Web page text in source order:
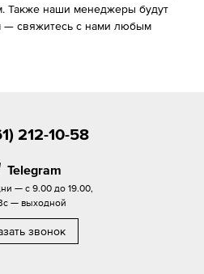
Также наши менеджеры будут
— свяжитесь с нами любым
212-10-58
Telegram
— с 9.00 до 19.00,
— выходной
звонок